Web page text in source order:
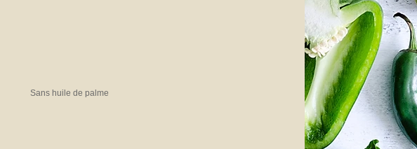
Sans huile de palme